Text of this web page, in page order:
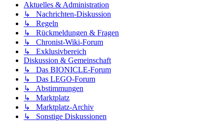
Aktuelles & Administration
↳ Nachrichten-Diskussion
↳ Regeln
↳ Rückmeldungen & Fragen
↳ Chronist-Wiki-Forum
↳ Exklusivbereich
Diskussion & Gemeinschaft
↳ Das BIONICLE-Forum
↳ Das LEGO-Forum
↳ Abstimmungen
↳ Marktplatz
↳ Marktplatz-Archiv
↳ Sonstige Diskussionen